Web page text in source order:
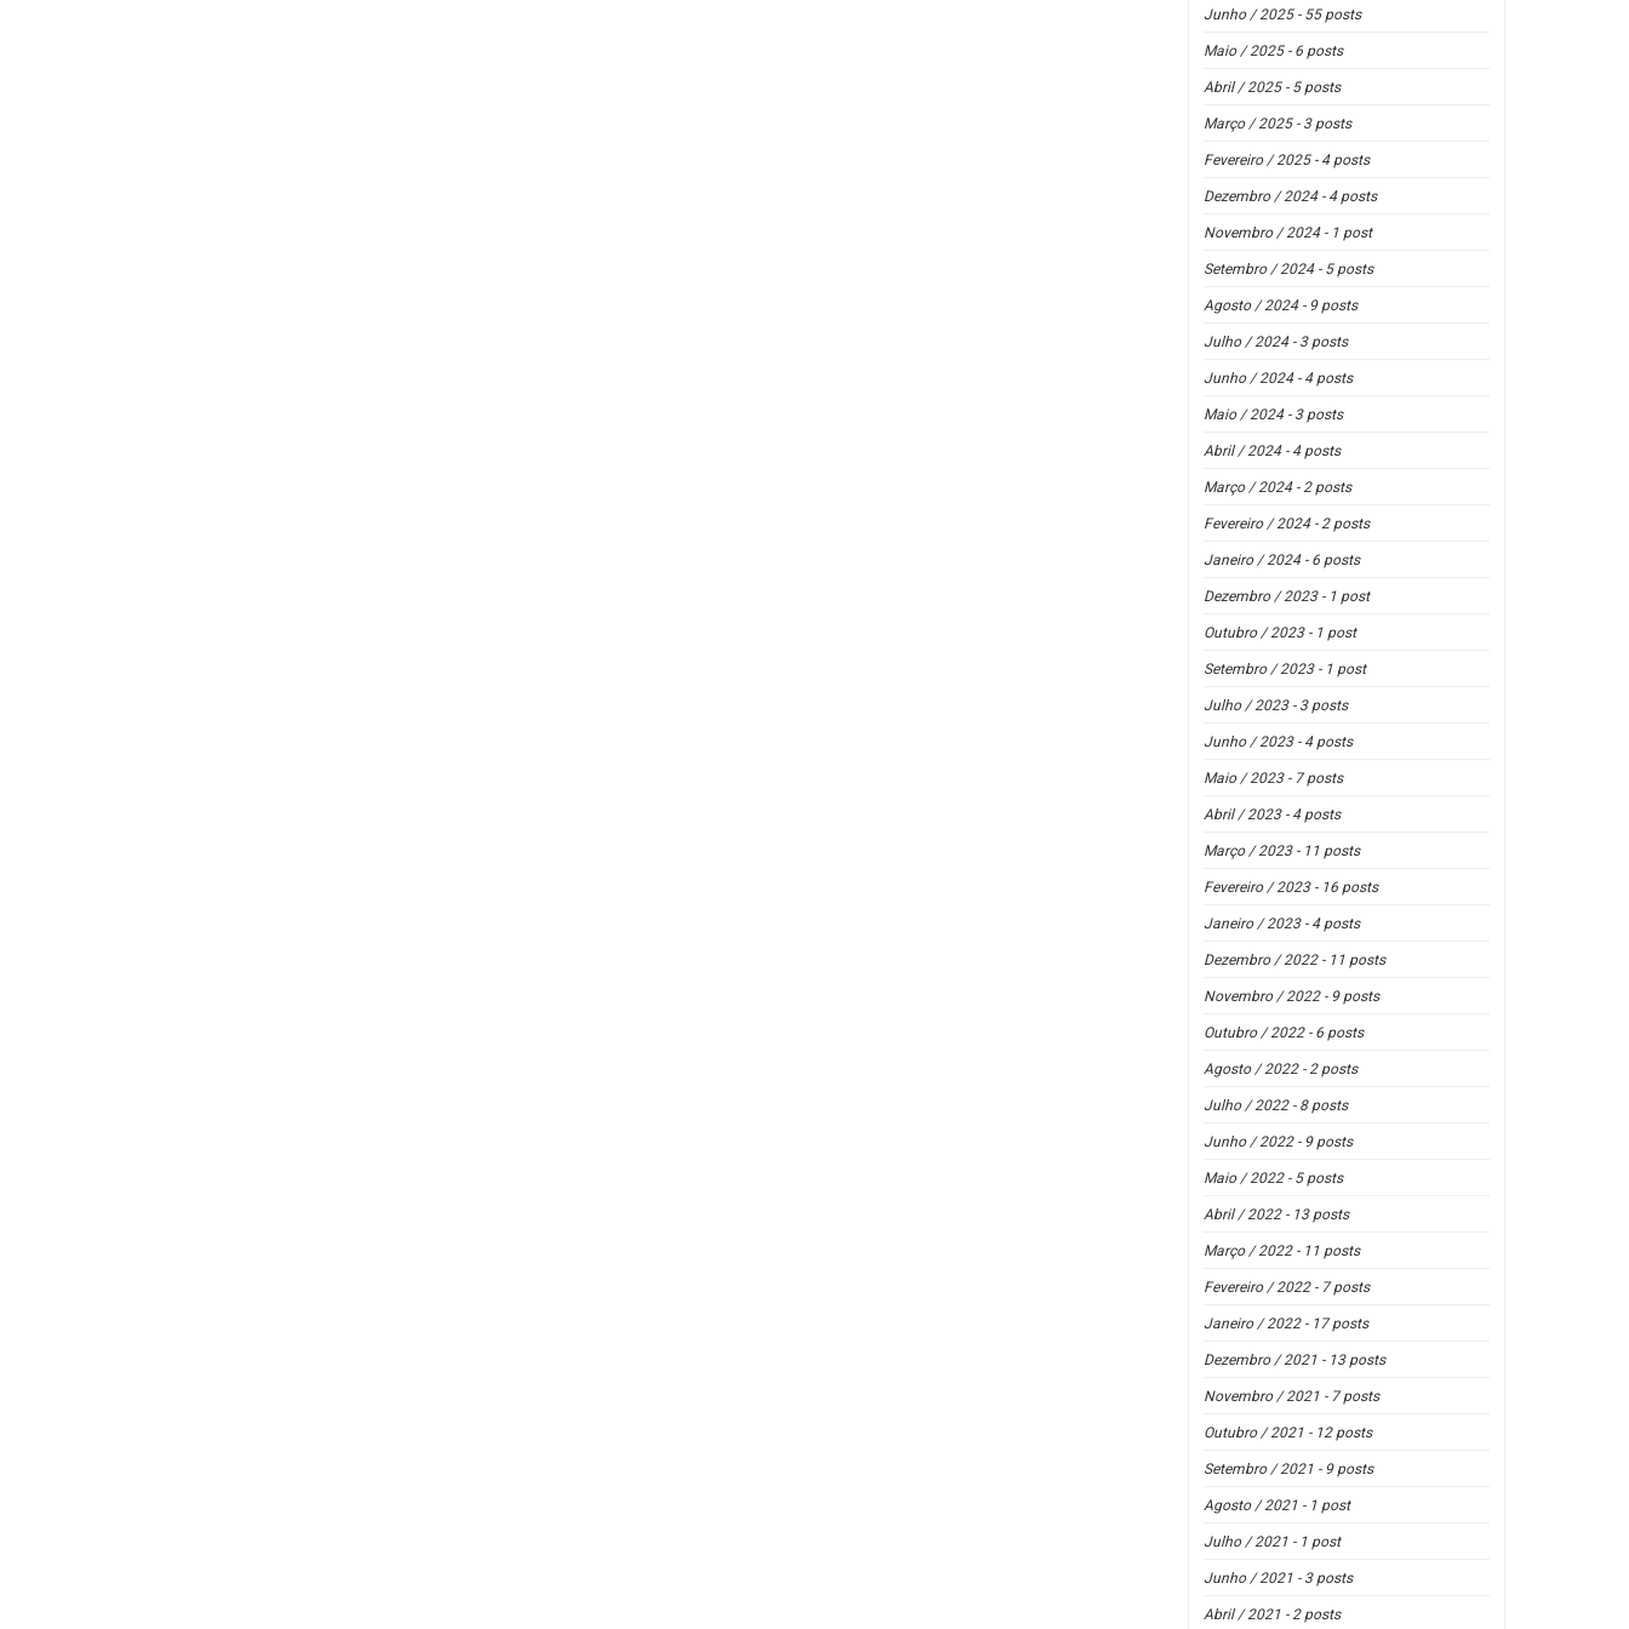
Junho / 2025 - 55 posts
Maio / 2025 - 6 posts
Abril / 2025 - 5 posts
Março / 2025 - 3 posts
Fevereiro / 2025 - 4 posts
Dezembro / 2024 - 4 posts
Novembro / 2024 - 1 post
Setembro / 2024 - 5 posts
Agosto / 2024 - 9 posts
Julho / 2024 - 3 posts
Junho / 2024 - 4 posts
Maio / 2024 - 3 posts
Abril / 2024 - 4 posts
Março / 2024 - 2 posts
Fevereiro / 2024 - 2 posts
Janeiro / 2024 - 6 posts
Dezembro / 2023 - 1 post
Outubro / 2023 - 1 post
Setembro / 2023 - 1 post
Julho / 2023 - 3 posts
Junho / 2023 - 4 posts
Maio / 2023 - 7 posts
Abril / 2023 - 4 posts
Março / 2023 - 11 posts
Fevereiro / 2023 - 16 posts
Janeiro / 2023 - 4 posts
Dezembro / 2022 - 11 posts
Novembro / 2022 - 9 posts
Outubro / 2022 - 6 posts
Agosto / 2022 - 2 posts
Julho / 2022 - 8 posts
Junho / 2022 - 9 posts
Maio / 2022 - 5 posts
Abril / 2022 - 13 posts
Março / 2022 - 11 posts
Fevereiro / 2022 - 7 posts
Janeiro / 2022 - 17 posts
Dezembro / 2021 - 13 posts
Novembro / 2021 - 7 posts
Outubro / 2021 - 12 posts
Setembro / 2021 - 9 posts
Agosto / 2021 - 1 post
Julho / 2021 - 1 post
Junho / 2021 - 3 posts
Abril / 2021 - 2 posts